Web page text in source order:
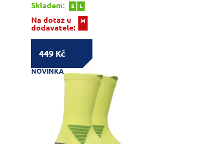
Skladem:
S L
Na dotaz u
dodavatele:
M
449 Kč
NOVINKA